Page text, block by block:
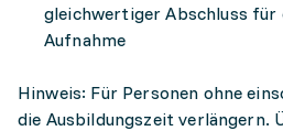
gleichwertiger Abschluss für
Aufnahme
Hinweis: Für Personen ohne
die Ausbildungszeit verlängern.